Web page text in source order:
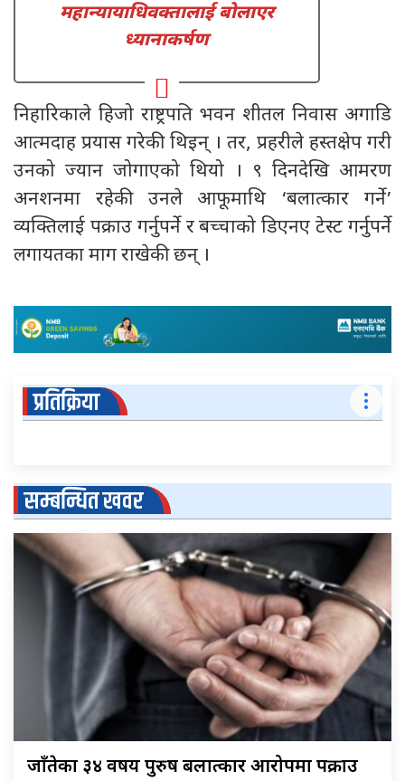
महान्यायाधिवक्तालाई बोलाएर
ध्यानाकर्षण
निहारिकाले हिजो राष्ट्रपति भवन शीतल निवास अगाडि
आत्मदाह प्रयास गरेकी थिइन् । तर, प्रहरीले हस्तक्षेप गरी
उनको ज्यान जोगाएको थियो । ९ दिनदेखि आमरण
अनशनमा रहेकी उनले आफूमाथि ‘बलात्कार गर्ने’
व्यक्तिलाई पक्राउ गर्नुपर्ने र बच्चाको डिएनए टेस्ट गर्नुपर्ने
लगायतका माग राखेकी छन् ।
प्रतिक्रिया
सम्बन्धित खवर
जाँतेका ३४ वर्षीय पुरुष बलात्कार आरोपमा पक्राउ